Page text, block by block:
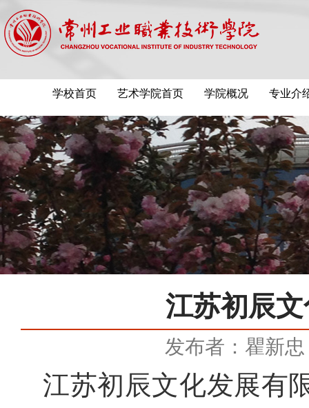
学校首页 艺术学院首页 学院概况 专业介
江苏初辰
发布者：瞿新忠
江苏初辰文化发展有